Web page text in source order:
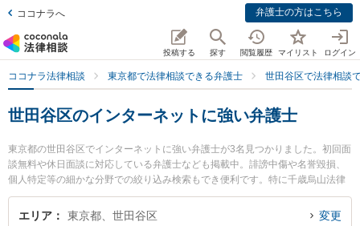
ココナラへ 弁護士の方はこちら
投稿する 探す 閲覧履歴 マイリスト ログイン
ココナラ法律相談 東京都で法律相談できる弁護士 世田谷区で法律相談
世田谷区のインターネットに強い弁護士
東京都の世田谷区でインターネットに強い弁護士が3名見つかりました。初回面
談無料や休日面談に対応している弁護士なども掲載中。誹謗中傷や名誉毀損、
個人特定等の細かな分野での絞り込み検索もでき便利です。特に千歳烏山法律
事務所の松宮 英人弁護士や世田谷国際法律事務所の佐藤 聖也弁護士、クレミエ
ール法律事務所の渡邊 一彰弁護士のプロフィール情報や弁護士費用、強みなど
エリア 東京都、世田谷区 変更